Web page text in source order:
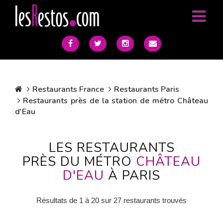
Restaurants France
Restaurants Paris
Restaurants près de la station de métro Château
d'Eau
LES RESTAURANTS
PRÈS DU MÉTRO CHÂTEAU
D'EAU À PARIS
Résultats de 1 à 20 sur 27 restaurants trouvés